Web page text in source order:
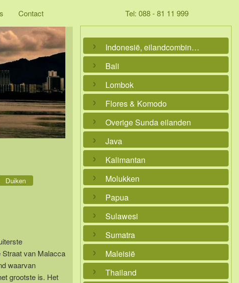
Contact Tel: 088 - 81 11 999
Duiken
Straat van Malacca
waarvan
grootste is. Het
Indonesië, eilandcombinaties
Bali
Lombok
Flores & Komodo
Overige Sunda eilanden
Java
Kalimantan
Molukken
Papua
Sulawesi
Sumatra
Maleisië
Thailand